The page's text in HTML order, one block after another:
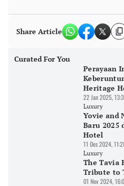
Share Article
Curated For You
Perayaan
Heritage
22 Jan 2025,
Luxury
Yovie and
Baru 2025
Hotel
11 Des 2024,
Luxury
The Tavia
Tribute to
01 Nov 2024,